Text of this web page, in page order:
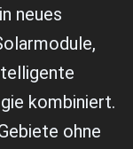
neues
kombiniert.
ohne